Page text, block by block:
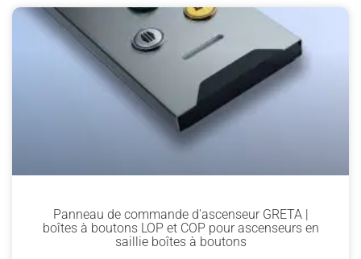
Panneau de commande d'ascenseur GRETA |
boîtes à boutons LOP et COP pour ascenseurs en
saillie boîtes à boutons